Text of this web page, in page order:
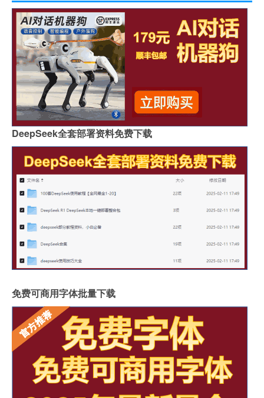
DeepSeek全套部署资料免费下载
免费可商用字体批量下载